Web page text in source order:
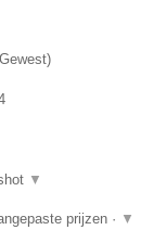
)
▼
prijzen · ▼